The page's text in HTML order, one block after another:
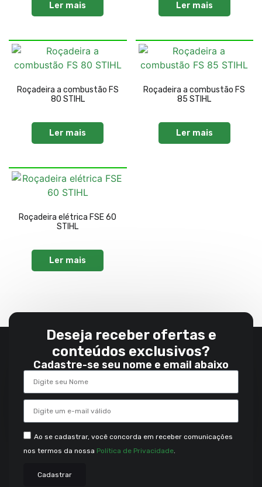
Ler mais Ler mais
Roçadeira a combustão FS
80 STIHL
Ler mais
Roçadeira a combustão FS
85 STIHL
Ler mais
Roçadeira elétrica FSE 60
STIHL
Ler mais
Deseja receber ofertas e
conteúdos exclusivos?
Cadastre-se seu nome e email abaixo
Ao se cadastrar, você concorda em receber comunicações
nos termos da nossa Política de Privacidade.
Cadastrar